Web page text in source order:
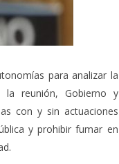
para analizar la
la reunión, Gobierno y
con y sin actuaciones
y prohibir fumar en